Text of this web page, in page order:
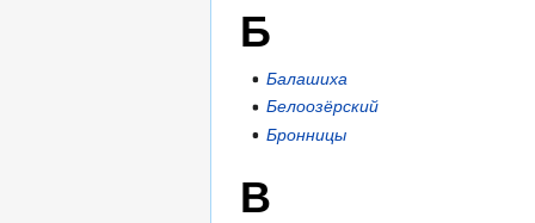
Б
Балашиха
Белоозёрский
Бронницы
В